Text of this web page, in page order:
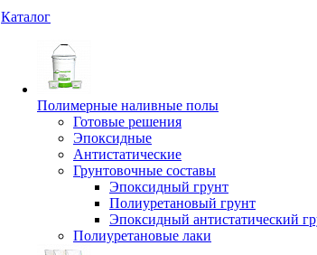
Каталог
Полимерные наливные полы
Готовые решения
Эпоксидные
Антистатические
Грунтовочные составы
Эпоксидный грунт
Полиуретановый грунт
Эпоксидный антистатический
Полиуретановые лаки